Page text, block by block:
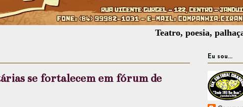
Teatro, poesia, palhaçaria,
se fortalecem em fórum de
Eu sou...